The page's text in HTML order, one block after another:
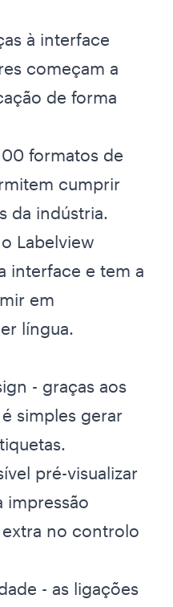
à interface
começam a
de forma
formatos de
cumprir
da indústria.
Labelview
interface e tem a
em
língua.
- graças aos
simples gerar
pré-visualizar
impressão
no controlo
- as ligações